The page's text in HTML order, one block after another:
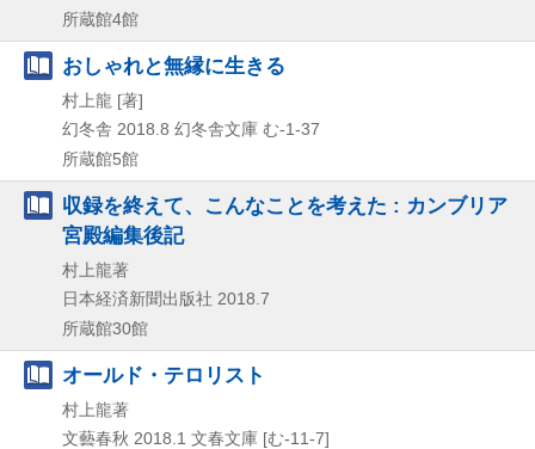
所蔵館4館
おしゃれと無縁に生きる
村上龍 [著]
幻冬舎 2018.8 幻冬舎文庫 む-1-37
所蔵館5館
収録を終えて、こんなことを考えた : カンブリア
宮殿編集後記
村上龍著
日本経済新聞出版社 2018.7
所蔵館30館
オールド・テロリスト
村上龍著
文藝春秋 2018.1 文春文庫 [む-11-7]